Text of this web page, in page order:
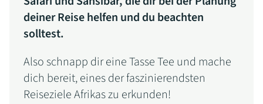
deiner Reise helfen und du beachten
solltest.
Also schnapp dir eine Tasse Tee und mache
dich bereit, eines der faszinierendsten
Reiseziele Afrikas zu erkunden!